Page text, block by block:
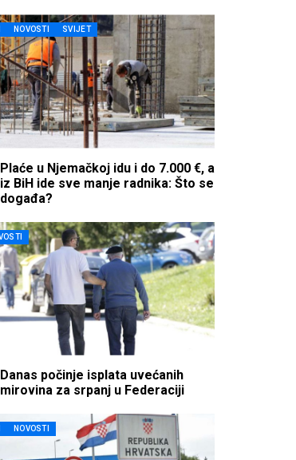
NOVOSTI SVIJET
Plaće u Njemačkoj idu i do 7.000 €, a
iz BiH ide sve manje radnika: Što se
događa?
Danas počinje isplata uvećanih
mirovina za srpanj u Federaciji
NOVOSTI